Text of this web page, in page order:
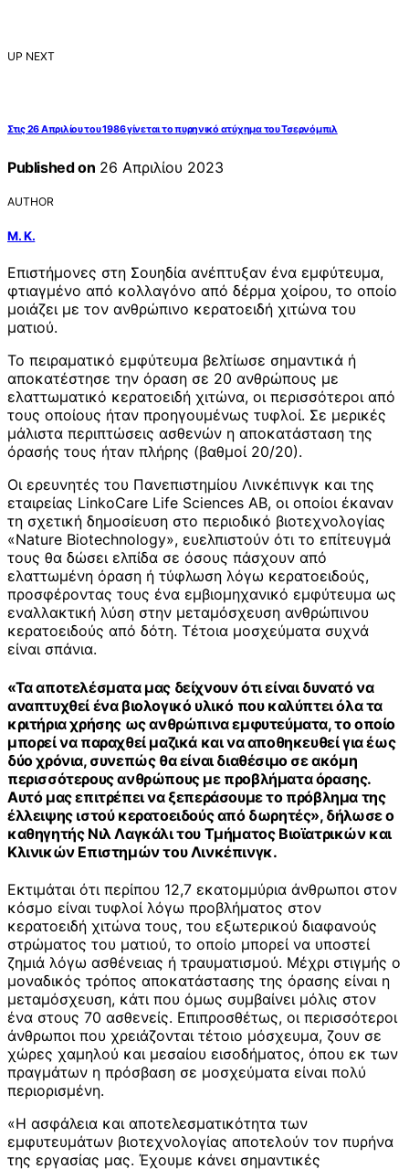
UP NEXT
Στις 26 Απριλίου του 1986 γίνεται το πυρηνικό ατύχημα του Τσερνόμπιλ
Published on 26 Απριλίου 2023
AUTHOR
Μ. Κ.
Επιστήμονες στη Σουηδία ανέπτυξαν ένα εμφύτευμα,
φτιαγμένο από κολλαγόνο από δέρμα χοίρου, το οποίο
μοιάζει με τον ανθρώπινο κερατοειδή χιτώνα του
ματιού.
Το πειραματικό εμφύτευμα βελτίωσε σημαντικά ή
αποκατέστησε την όραση σε 20 ανθρώπους με
ελαττωματικό κερατοειδή χιτώνα, οι περισσότεροι από
τους οποίους ήταν προηγουμένως τυφλοί. Σε μερικές
μάλιστα περιπτώσεις ασθενών η αποκατάσταση της
όρασής τους ήταν πλήρης (βαθμοί 20/20).
Οι ερευνητές του Πανεπιστημίου Λινκέπινγκ και της
εταιρείας LinkoCare Life Sciences AB, οι οποίοι έκαναν
τη σχετική δημοσίευση στο περιοδικό βιοτεχνολογίας
«Nature Biotechnology», ευελπιστούν ότι το επίτευγμά
τους θα δώσει ελπίδα σε όσους πάσχουν από
ελαττωμένη όραση ή τύφλωση λόγω κερατοειδούς,
προσφέροντας τους ένα εμβιομηχανικό εμφύτευμα ως
εναλλακτική λύση στην μεταμόσχευση ανθρώπινου
κερατοειδούς από δότη. Τέτοια μοσχεύματα συχνά
είναι σπάνια.
«Τα αποτελέσματα μας δείχνουν ότι είναι δυνατό να
αναπτυχθεί ένα βιολογικό υλικό που καλύπτει όλα τα
κριτήρια χρήσης ως ανθρώπινα εμφυτεύματα, το οποίο
μπορεί να παραχθεί μαζικά και να αποθηκευθεί για έως
δύο χρόνια, συνεπώς θα είναι διαθέσιμο σε ακόμη
περισσότερους ανθρώπους με προβλήματα όρασης.
Αυτό μας επιτρέπει να ξεπεράσουμε το πρόβλημα της
έλλειψης ιστού κερατοειδούς από δωρητές», δήλωσε ο
καθηγητής Νιλ Λαγκάλι του Τμήματος Βιοϊατρικών και
Κλινικών Επιστημών του Λινκέπινγκ.
Εκτιμάται ότι περίπου 12,7 εκατομμύρια άνθρωποι στον
κόσμο είναι τυφλοί λόγω προβλήματος στον
κερατοειδή χιτώνα τους, του εξωτερικού διαφανούς
στρώματος του ματιού, το οποίο μπορεί να υποστεί
ζημιά λόγω ασθένειας ή τραυματισμού. Μέχρι στιγμής ο
μοναδικός τρόπος αποκατάστασης της όρασης είναι η
μεταμόσχευση, κάτι που όμως συμβαίνει μόλις στον
ένα στους 70 ασθενείς. Επιπροσθέτως, οι περισσότεροι
άνθρωποι που χρειάζονται τέτοιο μόσχευμα, ζουν σε
χώρες χαμηλού και μεσαίου εισοδήματος, όπου εκ των
πραγμάτων η πρόσβαση σε μοσχεύματα είναι πολύ
περιορισμένη.
«Η ασφάλεια και αποτελεσματικότητα των
εμφυτευμάτων βιοτεχνολογίας αποτελούν τον πυρήνα
της εργασίας μας. Έχουμε κάνει σημαντικές